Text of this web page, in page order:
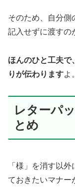
そのため、自分側
記入せずに渡すの
ほんのひと工夫で
りが伝わりますよ。
レターパ
とめ
「様」を消す以
ておきたいマナー